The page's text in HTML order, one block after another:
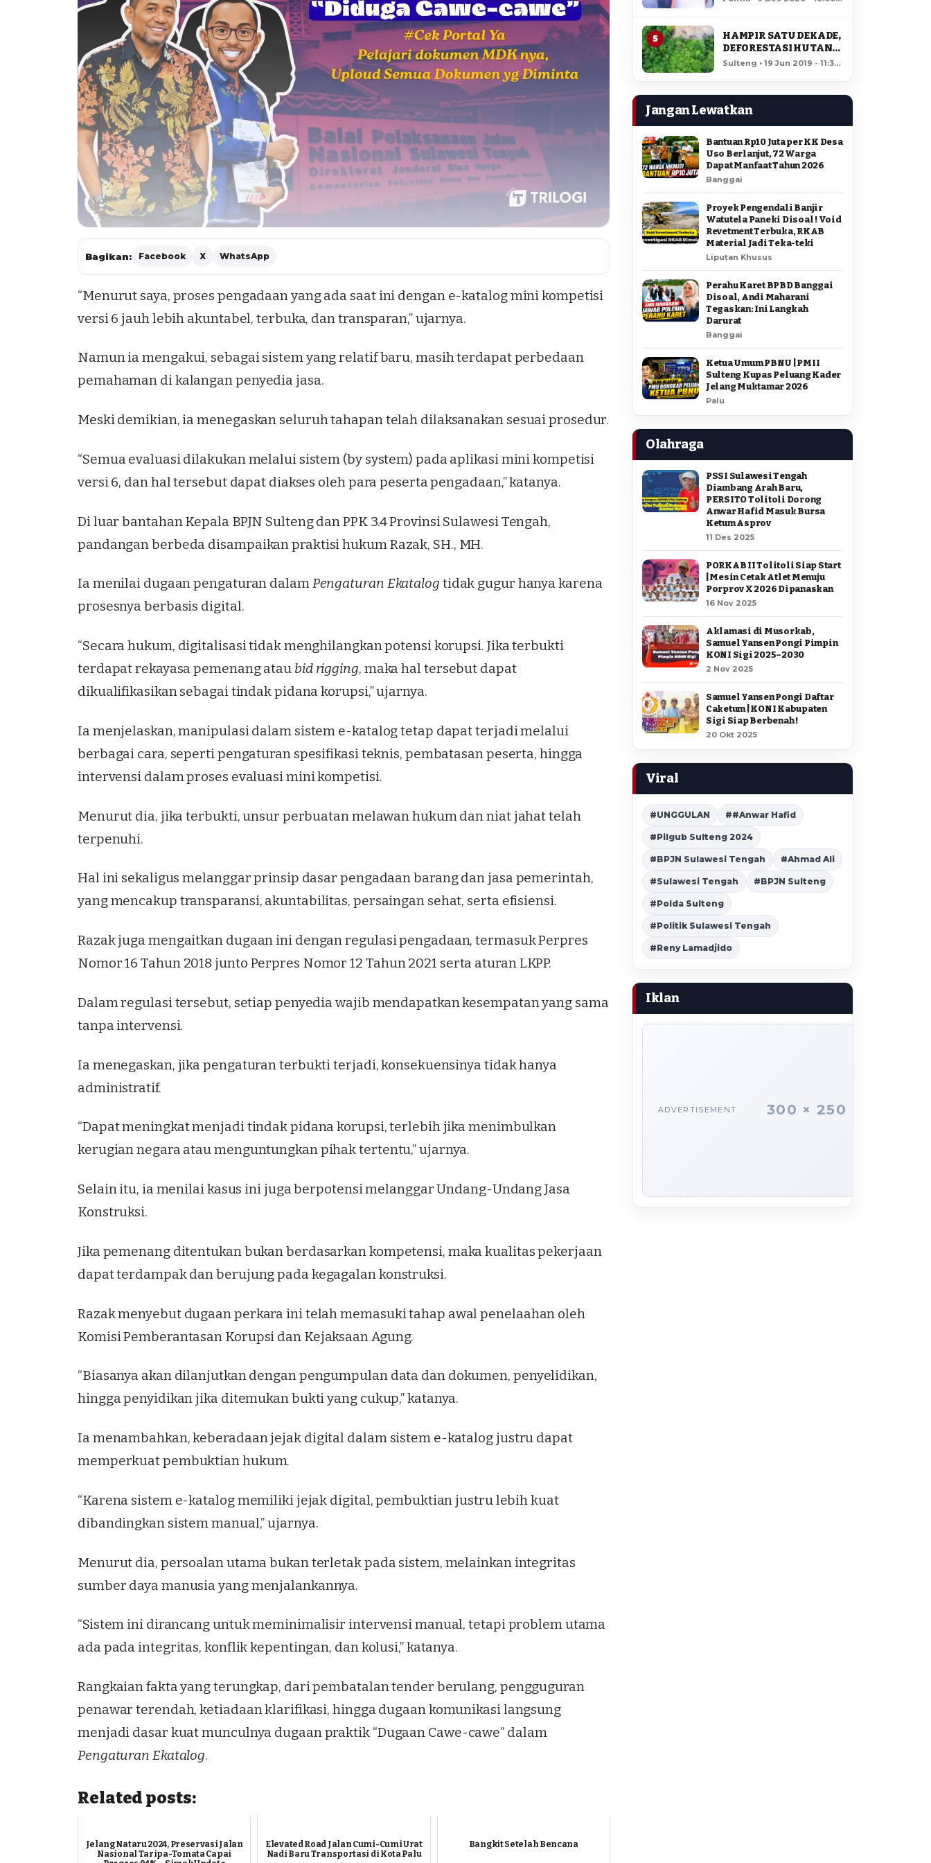
Bagikan: Facebook X WhatsApp
“Menurut saya, proses pengadaan yang ada saat ini dengan e-katalog mini kompetisi
versi 6 jauh lebih akuntabel, terbuka, dan transparan,” ujarnya.
Namun ia mengakui, sebagai sistem yang relatif baru, masih terdapat perbedaan
pemahaman di kalangan penyedia jasa.
Meski demikian, ia menegaskan seluruh tahapan telah dilaksanakan sesuai prosedur.
“Semua evaluasi dilakukan melalui sistem (by system) pada aplikasi mini kompetisi
versi 6, dan hal tersebut dapat diakses oleh para peserta pengadaan,” katanya.
Di luar bantahan Kepala BPJN Sulteng dan PPK 3.4 Provinsi Sulawesi Tengah,
pandangan berbeda disampaikan praktisi hukum Razak, SH., MH.
Ia menilai dugaan pengaturan dalamPengaturan Ekatalog tidak gugur hanya karena
prosesnya berbasis digital.
“Secara hukum, digitalisasi tidak menghilangkan potensi korupsi. Jika terbukti
terdapat rekayasa pemenang atau bid rigging, maka hal tersebut dapat
dikualifikasikan sebagai tindak pidana korupsi,” ujarnya.
Ia menjelaskan, manipulasi dalam sistem e-katalog tetap dapat terjadi melalui
berbagai cara, seperti pengaturan spesifikasi teknis, pembatasan peserta, hingga
intervensi dalam proses evaluasi mini kompetisi.
Menurut dia, jika terbukti, unsur perbuatan melawan hukum dan niat jahat telah
terpenuhi.
Hal ini sekaligus melanggar prinsip dasar pengadaan barang dan jasa pemerintah,
yang mencakup transparansi, akuntabilitas, persaingan sehat, serta efisiensi.
Razak juga mengaitkan dugaan ini dengan regulasi pengadaan, termasuk Perpres
Nomor 16 Tahun 2018 junto Perpres Nomor 12 Tahun 2021 serta aturan LKPP.
Dalam regulasi tersebut, setiap penyedia wajib mendapatkan kesempatan yang sama
tanpa intervensi.
Ia menegaskan, jika pengaturan terbukti terjadi, konsekuensinya tidak hanya
administratif.
“Dapat meningkat menjadi tindak pidana korupsi, terlebih jika menimbulkan
kerugian negara atau menguntungkan pihak tertentu,” ujarnya.
Selain itu, ia menilai kasus ini juga berpotensi melanggar Undang-Undang Jasa
Konstruksi.
Jika pemenang ditentukan bukan berdasarkan kompetensi, maka kualitas pekerjaan
dapat terdampak dan berujung pada kegagalan konstruksi.
Razak menyebut dugaan perkara ini telah memasuki tahap awal penelaahan oleh
Komisi Pemberantasan Korupsi dan Kejaksaan Agung.
“Biasanya akan dilanjutkan dengan pengumpulan data dan dokumen, penyelidikan,
hingga penyidikan jika ditemukan bukti yang cukup,” katanya.
Ia menambahkan, keberadaan jejak digital dalam sistem e-katalog justru dapat
memperkuat pembuktian hukum.
“Karena sistem e-katalog memiliki jejak digital, pembuktian justru lebih kuat
dibandingkan sistem manual,” ujarnya.
Menurut dia, persoalan utama bukan terletak pada sistem, melainkan integritas
sumber daya manusia yang menjalankannya.
“Sistem ini dirancang untuk meminimalisir intervensi manual, tetapi problem utama
ada pada integritas, konflik kepentingan, dan kolusi,” katanya.
Rangkaian fakta yang terungkap, dari pembatalan tender berulang, pengguguran
penawar terendah, ketiadaan klarifikasi, hingga dugaan komunikasi langsung
menjadi dasar kuat munculnya dugaan praktik “Dugaan Cawe-cawe” dalam
Pengaturan Ekatalog.
Related posts:
Jelang Nataru 2024, Preservasi Jalan
Nasional Taripa-Tomata Capai
Elevated Road Jalan Cumi-Cumi Urat
Nadi Baru Transportasi di Kota Palu
Bangkit Setelah Bencana
5
HAMPIR SATU DEKADE,
DEFORESTASI HUTAN
LORE LINDU MENCAPAI
Sulteng • 19 Jun 2019 - 11:34
Jangan Lewatkan
Bantuan Rp10 Juta per KK Desa
Uso Berlanjut, 72 Warga
Dapat Manfaat Tahun 2026
Banggai
Proyek Pengendali Banjir
Watutela Paneki Disoal ! Void
Revetment Terbuka, RKAB
Material Jadi Teka-teki
Liputan Khusus
Perahu Karet BPBD Banggai
Disoal, Andi Maharani
Tegaskan: Ini Langkah
Darurat
Banggai
Ketua Umum PBNU | PMII
Sulteng Kupas Peluang Kader
Jelang Muktamar 2026
Palu
Olahraga
PSSI Sulawesi Tengah
Diambang Arah Baru,
PERSITO Tolitoli Dorong
Anwar Hafid Masuk Bursa
Ketum Asprov
11 Des 2025
PORKAB II Tolitoli Siap Start
| Mesin Cetak Atlet Menuju
Porprov X 2026 Dipanaskan
16 Nov 2025
Aklamasi di Musorkab,
Samuel Yansen Pongi Pimpin
KONI Sigi 2025–2030
2 Nov 2025
Samuel Yansen Pongi Daftar
Caketum | KONI Kabupaten
Sigi Siap Berbenah !
20 Okt 2025
Viral
#UNGGULAN ##Anwar Hafid
#Pilgub Sulteng 2024
#BPJN Sulawesi Tengah #Ahmad Ali
#Sulawesi Tengah #BPJN Sulteng
#Polda Sulteng
#Politik Sulawesi Tengah
#Reny Lamadjido
Iklan
ADVERTISEMENT 300 × 250